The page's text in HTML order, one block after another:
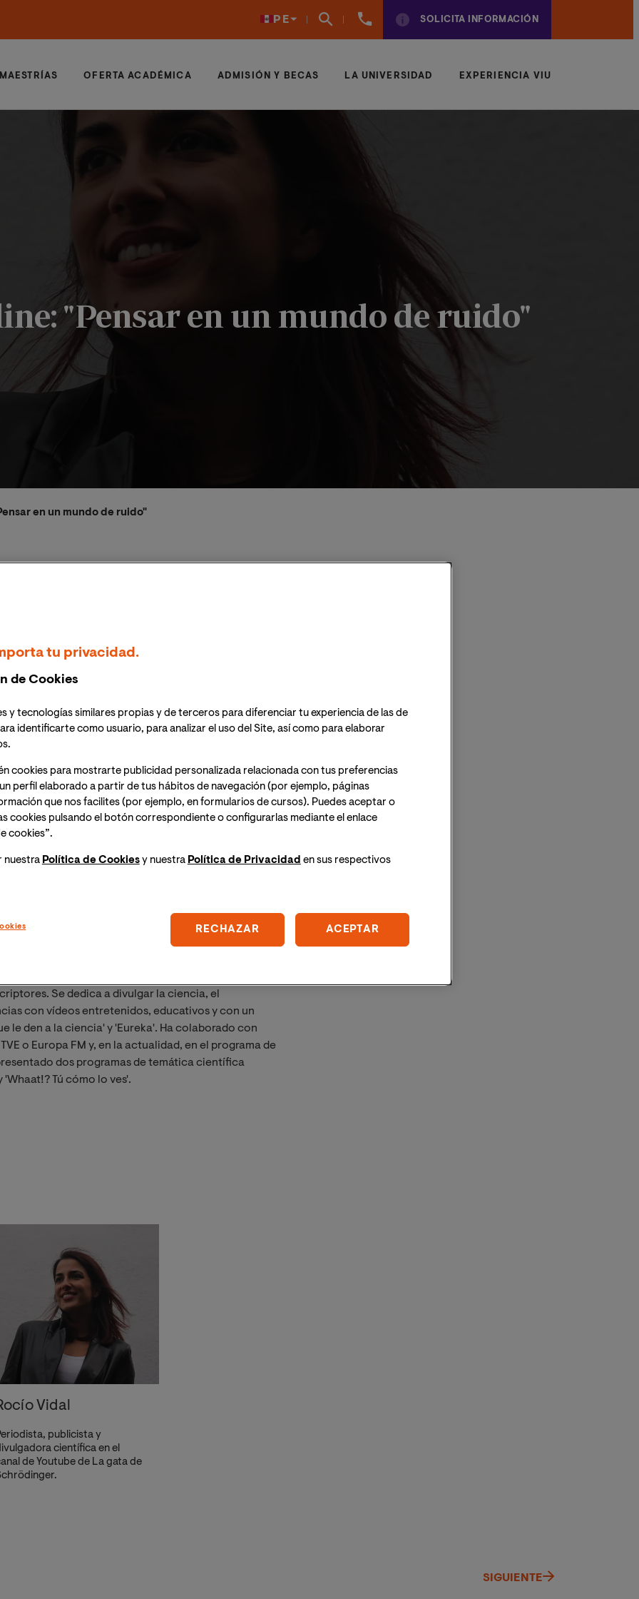
PE
961
SOLICITA INFORMACIÓN
MAESTRÍAS OFERTA ACADÉMICA ADMISIÓN Y BECAS LA UNIVERSIDAD EXPERIENCIA VIU
"Pensar en un mundo de ruido"
en un mundo de ruido"
20:00h (hora España peninsular), de
y Comunicación
evento, recibirás un enlace para acceder a la
en Femenino de la Maestría en Comunicación
mayor visibilidad al papel preponderante de la
y en este caso, a la divulgación masiva de la
y youtuber como La Gata de Schrodinger.
científica en el canal de Youtube de La gata
Se dedica a divulgar la ciencia, el
con vídeos entretenidos, educativos y con un
le den a la ciencia' y 'Eureka'. Ha colaborado con
o Europa FM y, en la actualidad, en el programa de
dos programas de temática científica
Tú cómo lo ves'.
Vidal
publicista y
científica en el
de Youtube de La gata de
SIGUIENTE
tu privacidad.
de Cookies
y tecnologías similares propias y de terceros para diferenciar tu experiencia de las de
identificarte como usuario, para analizar el uso del Site, así como para elaborar
cookies para mostrarte publicidad personalizada relacionada con tus preferencias
perfil elaborado a partir de tus hábitos de navegación (por ejemplo, páginas
que nos facilites (por ejemplo, en formularios de cursos). Puedes aceptar o
cookies pulsando el botón correspondiente o configurarlas mediante el enlace
cookies”.
nuestra Política de Cookiesy nuestra Política de Privacidad en sus respectivos
RECHAZAR ACEPTAR